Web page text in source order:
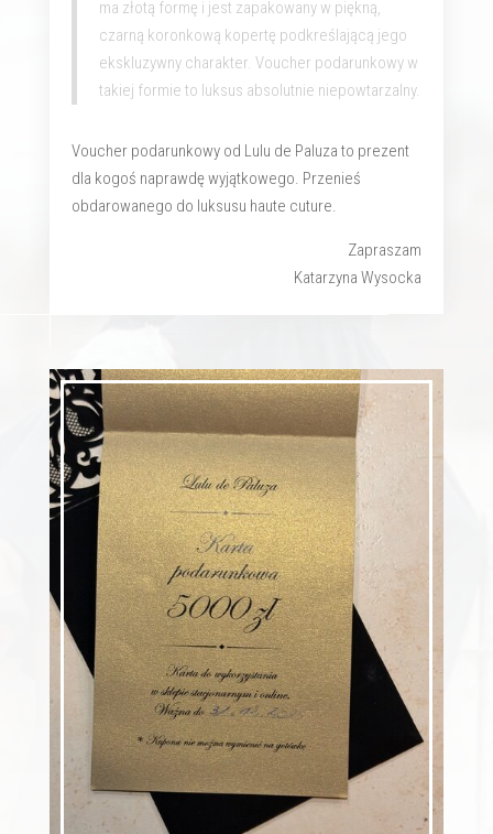
ma złotą formę i jest zapakowany w piękną,
czarną koronkową kopertę podkreślającą jego
ekskluzywny charakter. Voucher podarunkowy w
takiej formie to luksus absolutnie niepowtarzalny.
Voucher podarunkowy od Lulu de Paluza to prezent
dla kogoś naprawdę wyjątkowego. Przenieś
obdarowanego do luksusu haute cuture.
Zapraszam
Katarzyna Wysocka